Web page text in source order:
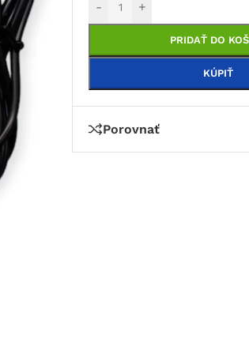
- +
PRIDAŤ DO
KÚPIŤ
Porovnať